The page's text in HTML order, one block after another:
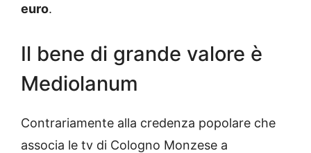
euro.
Il bene di grande valore è
Mediolanum
Contrariamente alla credenza popolare che
associa le tv di Cologno Monzese a